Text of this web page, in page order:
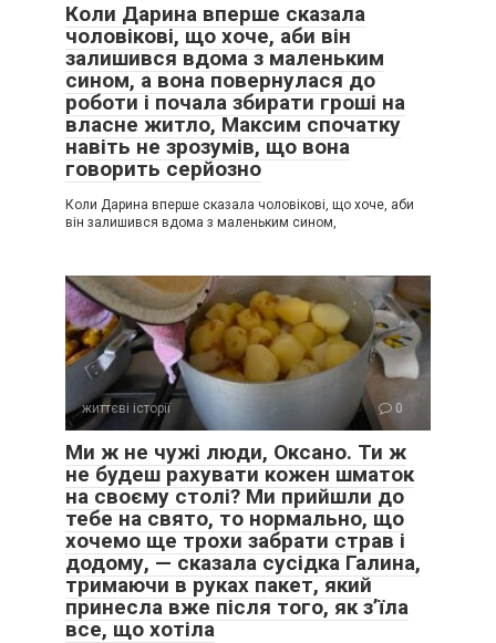
Коли Дарина вперше сказала
чоловікові, що хоче, аби він
залишився вдома з маленьким
сином, а вона повернулася до
роботи і почала збирати гроші на
власне житло, Максим спочатку
навіть не зрозумів, що вона
говорить серйозно
Коли Дарина вперше сказала чоловікові, що хоче, аби
він залишився вдома з маленьким сином,
життєві історії 0
Ми ж не чужі люди, Оксано. Ти ж
не будеш рахувати кожен шматок
на своєму столі? Ми прийшли до
тебе на свято, то нормально, що
хочемо ще трохи забрати страв і
додому, — сказала сусідка Галина,
тримаючи в руках пакет, який
принесла вже після того, як з’їла
все, що хотіла